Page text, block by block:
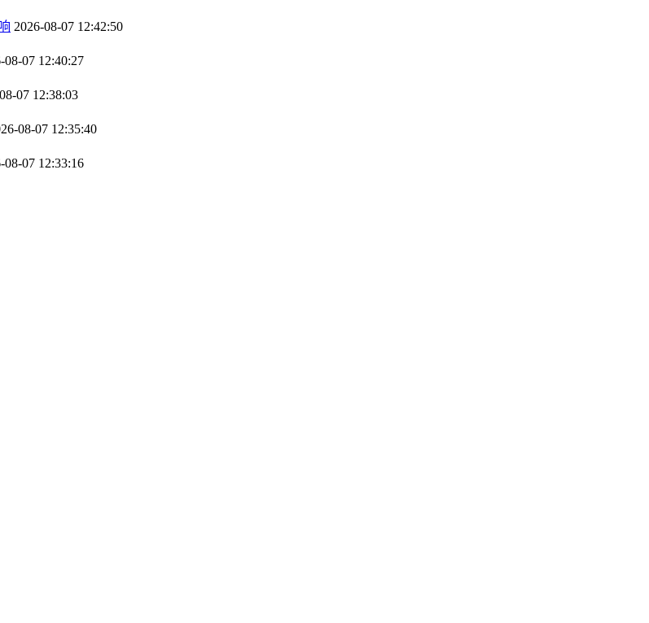
2026-08-07 12:42:50
08-07 12:40:27
07 12:38:03
08-07 12:35:40
08-07 12:33:16